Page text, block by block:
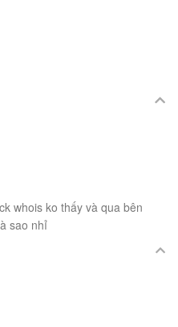
whois ko thấy và qua bên
sao nhỉ